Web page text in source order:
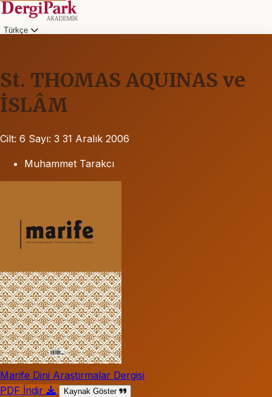
Türkçe
St. THOMAS AQUINAS ve
İSLÂM
Cilt: 6 Sayı: 3 31 Aralık 2006
Muhammet Tarakcı
Marife Dini Araştırmalar Dergisi
PDF İndir
Kaynak Göster